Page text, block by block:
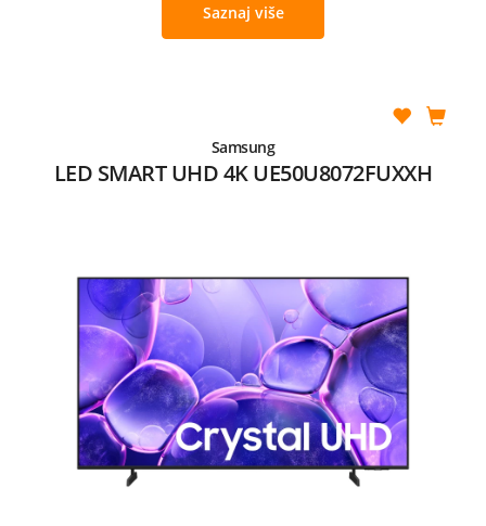
Saznaj više
Samsung
LED SMART UHD 4K UE50U8072FUXXH